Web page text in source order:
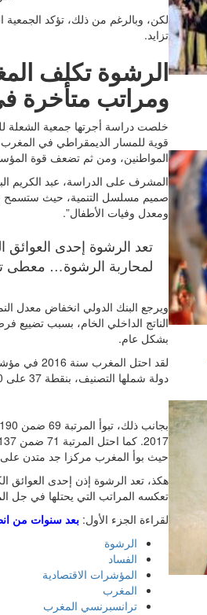
لكن، وبالرغم من ذلك، تؤكد
تزايد.
ومراتب متأخرة
قوية للمسار الديمقراطي في
المواطنين، ومن ثم تضعف قوة
المشرف على الدراسة، عبد الكريم
صميم مسلسل التنمية، حيث ستسمح
ومعدل وفيات الأطفال”.
تعد الرشوة إحدى العوائق
لمحاربة الرشوة… معطى
الناتج الداخلي الخام، بسبب تضييع
بشكل عام.
دولة شملها التصنيف، بنقطة 37 على 100، محتلا بذلك المرتبة التاسعة في الدول العربية.
حيث بوأ المغرب مركزا جد متدن على
هكذ، تعد الرشوة إذن إحدى العوائق
تعكسه المراتب التي يحتلها في جل
لقراءة الجزء الأول: بعد سنوات من
الرشوة
الفساد
المؤشرات الاقتصادية
المغرب
ترانسبرنسي المغرب